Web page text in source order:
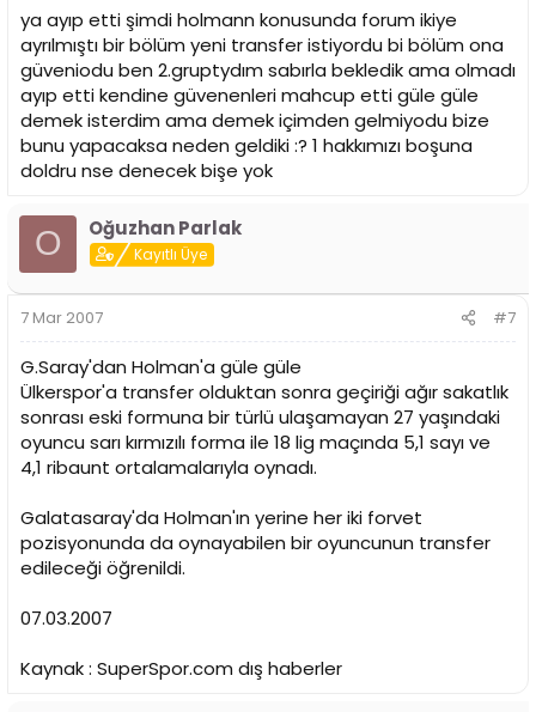
ya ayıp etti şimdi holmann konusunda forum ikiye
ayrılmıştı bir bölüm yeni transfer istiyordu bi bölüm ona
güveniodu ben 2.gruptydım sabırla bekledik ama olmadı
ayıp etti kendine güvenenleri mahcup etti güle güle
demek isterdim ama demek içimden gelmiyodu bize
bunu yapacaksa neden geldiki :? 1 hakkımızı boşuna
doldru nse denecek bişe yok
O Oğuzhan Parlak
Kayıtlı Üye
7 Mar 2007 #7
G.Saray'dan Holman'a güle güle
Ülkerspor'a transfer olduktan sonra geçiriği ağır sakatlık
sonrası eski formuna bir türlü ulaşamayan 27 yaşındaki
oyuncu sarı kırmızılı forma ile 18 lig maçında 5,1 sayı ve
4,1 ribaunt ortalamalarıyla oynadı.
Galatasaray'da Holman'ın yerine her iki forvet
pozisyonunda da oynayabilen bir oyuncunun transfer
edileceği öğrenildi.
07.03.2007
Kaynak : SuperSpor.com dış haberler